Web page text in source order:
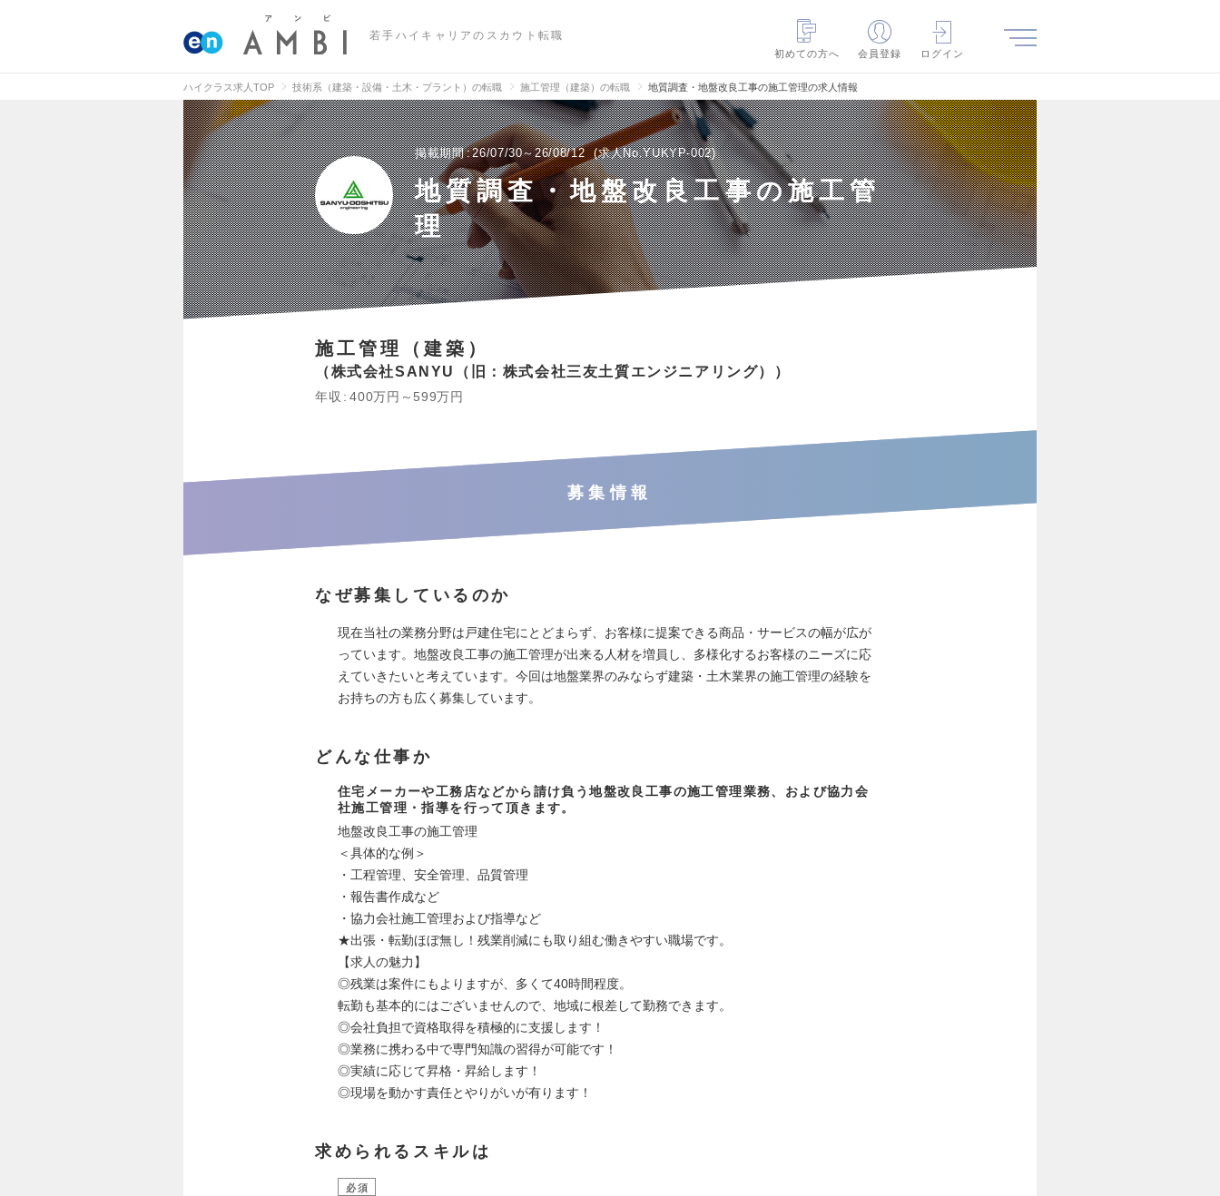
若手ハイキャリアのスカウト転職
初めての方へ
会員登録 ログイン
ハイクラス求人TOP 技術系（建築・設備・土木・プラント）の転職 施工管理（建築）の転職 地質調査・地盤改良工事の施工管理の求人情報
掲載期間 26/07/30～26/08/12 求人No.YUKYP-002
地質調査・地盤改良工事の施工管
理
施工管理（建築）
株式会社SANYU（旧：株式会社三友土質エンジニアリング）
年収 400万円～599万円
募集情報
なぜ募集しているのか
現在当社の業務分野は戸建住宅にとどまらず、お客様に提案できる商品・サービスの幅が広が
っています。地盤改良工事の施工管理が出来る人材を増員し、多様化するお客様のニーズに応
えていきたいと考えています。今回は地盤業界のみならず建築・土木業界の施工管理の経験を
お持ちの方も広く募集しています。
どんな仕事か
住宅メーカーや工務店などから請け負う地盤改良工事の施工管理業務、および協力会
社施工管理・指導を行って頂きます。
地盤改良工事の施工管理
＜具体的な例＞
・工程管理、安全管理、品質管理
・報告書作成など
・協力会社施工管理および指導など
★出張・転勤ほぼ無し！残業削減にも取り組む働きやすい職場です。
【求人の魅力】
◎残業は案件にもよりますが、多くて40時間程度。
転勤も基本的にはございませんので、地域に根差して勤務できます。
◎会社負担で資格取得を積極的に支援します！
◎業務に携わる中で専門知識の習得が可能です！
◎実績に応じて昇格・昇給します！
◎現場を動かす責任とやりがいが有ります！
求められるスキルは
必須